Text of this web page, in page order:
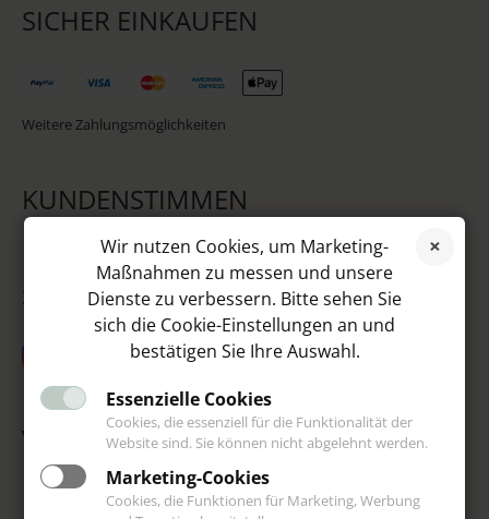
SICHER EINKAUFEN
Weitere Zahlungsmöglichkeiten
KUNDENSTIMMEN
SOCIAL MEDIA
VIP
Wir nutzen Cookies, um Marketing-
Maßnahmen zu messen und unsere
Dienste zu verbessern. Bitte sehen Sie
sich die Cookie-Einstellungen an und
bestätigen Sie Ihre Auswahl.
Essenzielle Cookies
Cookies, die essenziell für die Funktionalität der
Website sind. Sie können nicht abgelehnt werden.
Marketing-Cookies
Cookies, die Funktionen für Marketing, Werbung